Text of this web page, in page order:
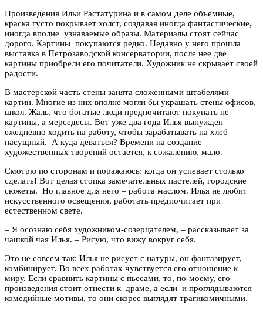
Произведения Ильи Растатурина и в самом деле объемные,
краска густо покрывает холст, создавая иногда фантастические,
иногда вполне узнаваемые образы. Материалы стоят сейчас
дорого. Картины покупаются редко. Недавно у него прошла
выставка в Петрозаводской консерватории, после нее две
картины приобрели его почитатели. Художник не скрывает своей
радости.
В мастерской часть стены занята сложенными штабелями
картин. Многие из них вполне могли бы украшать стены офисов,
школ. Жаль, что богатые люди предпочитают покупать не
картины, а мерседесы. Вот уже два года Илья вынужден
ежедневно ходить на работу, чтобы зарабатывать на хлеб
насущный. А куда деваться? Времени на создание
художественных творений остается, к сожалению, мало.
Смотрю по сторонам и поражаюсь: когда он успевает столько
сделать! Вот целая стопка замечательных пастелей, городские
сюжеты. Но главное для него – работа маслом. Илья не любит
искусственного освещения, работать предпочитает при
естественном свете.
– Я осознаю себя художником-созерцателем, – рассказывает за
чашкой чая Илья. – Рисую, что вижу вокруг себя.
Это не совсем так: Илья не рисует с натуры, он фантазирует,
комбинирует. Во всех работах чувствуется его отношение к
миру. Если сравнить картины с пьесами, то, по-моему, его
произведения стоит отнести к драме, а если и проглядываются
комедийные мотивы, то они скорее выглядят трагикомичными.